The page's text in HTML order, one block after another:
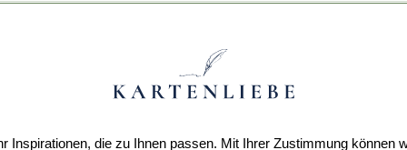
Inspirationen, die zu Ihnen passen. Mit Ihrer Zustimmung können